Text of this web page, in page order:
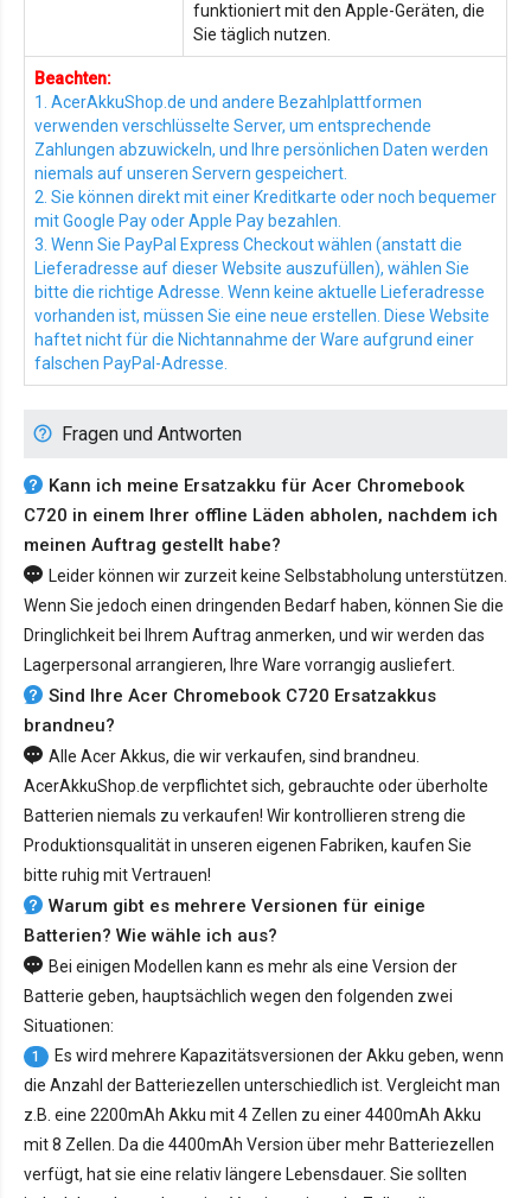
funktioniert mit den Apple-Geräten, die
Sie täglich nutzen.
Beachten:
1. AcerAkkuShop.de und andere Bezahlplattformen
verwenden verschlüsselte Server, um entsprechende
Zahlungen abzuwickeln, und Ihre persönlichen Daten werden
niemals auf unseren Servern gespeichert.
2. Sie können direkt mit einer Kreditkarte oder noch bequemer
mit Google Pay oder Apple Pay bezahlen.
3. Wenn Sie PayPal Express Checkout wählen (anstatt die
Lieferadresse auf dieser Website auszufüllen), wählen Sie
bitte die richtige Adresse. Wenn keine aktuelle Lieferadresse
vorhanden ist, müssen Sie eine neue erstellen. Diese Website
haftet nicht für die Nichtannahme der Ware aufgrund einer
falschen PayPal-Adresse.
Fragen und Antworten
Kann ich meine Ersatzakku für Acer Chromebook
C720 in einem Ihrer offline Läden abholen, nachdem ich
meinen Auftrag gestellt habe?
Leider können wir zurzeit keine Selbstabholung unterstützen.
Wenn Sie jedoch einen dringenden Bedarf haben, können Sie die
Dringlichkeit bei Ihrem Auftrag anmerken, und wir werden das
Lagerpersonal arrangieren, Ihre Ware vorrangig ausliefert.
Sind Ihre Acer Chromebook C720 Ersatzakkus
brandneu?
Alle Acer Akkus, die wir verkaufen, sind brandneu.
AcerAkkuShop.de verpflichtet sich, gebrauchte oder überholte
Batterien niemals zu verkaufen! Wir kontrollieren streng die
Produktionsqualität in unseren eigenen Fabriken, kaufen Sie
bitte ruhig mit Vertrauen!
Warum gibt es mehrere Versionen für einige
Batterien? Wie wähle ich aus?
Bei einigen Modellen kann es mehr als eine Version der
Batterie geben, hauptsächlich wegen den folgenden zwei
Situationen:
1
Es wird mehrere Kapazitätsversionen der Akku geben, wenn
die Anzahl der Batteriezellen unterschiedlich ist. Vergleicht man
z.B. eine 2200mAh Akku mit 4 Zellen zu einer 4400mAh Akku
mit 8 Zellen. Da die 4400mAh Version über mehr Batteriezellen
verfügt, hat sie eine relativ längere Lebensdauer. Sie sollten